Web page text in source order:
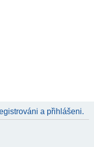
a přihlášeni.